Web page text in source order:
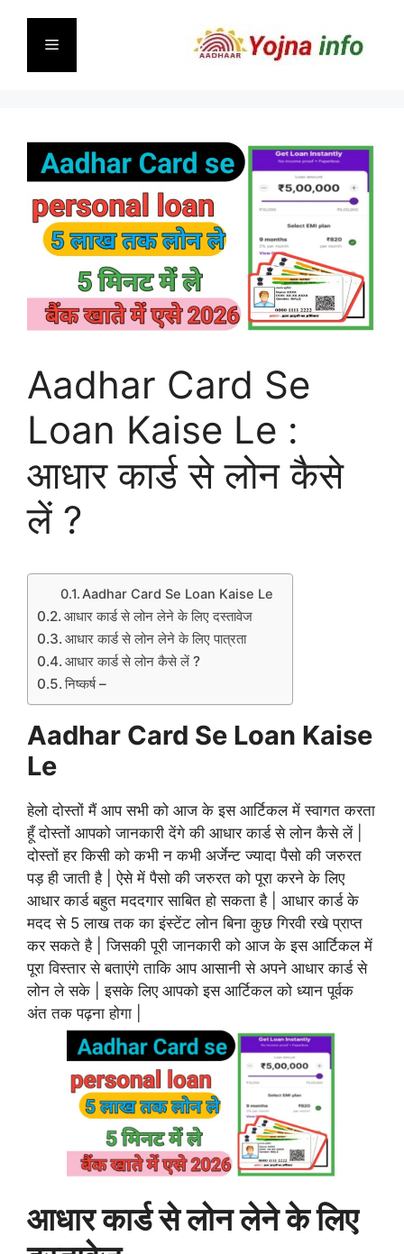
content
Menu
Aadhar Card Se
Loan Kaise Le :
आधार कार्ड से लोन कैसे
लें ?
Aadhar Card Se Loan Kaise Le
आधार कार्ड से लोन लेने के लिए दस्तावेज
आधार कार्ड से लोन लेने के लिए पात्रता
आधार कार्ड से लोन कैसे लें ?
निष्कर्ष –
Aadhar Card Se Loan Kaise
Le
हेलो दोस्तों मैं आप सभी को आज के इस आर्टिकल में स्वागत करता
हूँ दोस्तों आपको जानकारी देंगे की आधार कार्ड से लोन कैसे लें |
दोस्तों हर किसी को कभी न कभी अर्जेन्ट ज्यादा पैसो की जरुरत
पड़ ही जाती है | ऐसे में पैसो की जरुरत को पूरा करने के लिए
आधार कार्ड बहुत मददगार साबित हो सकता है | आधार कार्ड के
मदद से 5 लाख तक का इंस्टेंट लोन बिना कुछ गिरवी रखे प्राप्त
कर सकते है | जिसकी पूरी जानकारी को आज के इस आर्टिकल में
पूरा विस्तार से बताएंगे ताकि आप आसानी से अपने आधार कार्ड से
लोन ले सके | इसके लिए आपको इस आर्टिकल को ध्यान पूर्वक
अंत तक पढ़ना होगा |
आधार कार्ड से लोन लेने के लिए